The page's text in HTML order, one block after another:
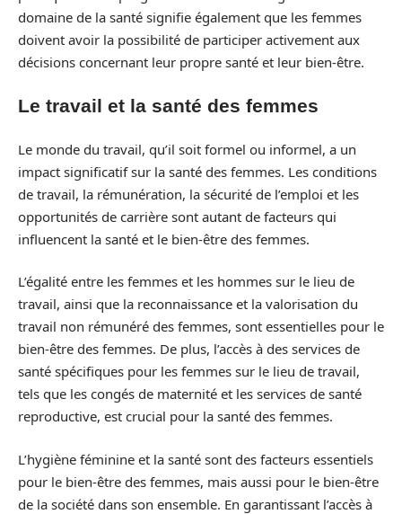
domaine de la santé signifie également que les femmes
doivent avoir la possibilité de participer activement aux
décisions concernant leur propre santé et leur bien-être.
Le travail et la santé des femmes
Le monde du travail, qu’il soit formel ou informel, a un
impact significatif sur la santé des femmes. Les conditions
de travail, la rémunération, la sécurité de l’emploi et les
opportunités de carrière sont autant de facteurs qui
influencent la santé et le bien-être des femmes.
L’égalité entre les femmes et les hommes sur le lieu de
travail, ainsi que la reconnaissance et la valorisation du
travail non rémunéré des femmes, sont essentielles pour le
bien-être des femmes. De plus, l’accès à des services de
santé spécifiques pour les femmes sur le lieu de travail,
tels que les congés de maternité et les services de santé
reproductive, est crucial pour la santé des femmes.
L’hygiène féminine et la santé sont des facteurs essentiels
pour le bien-être des femmes, mais aussi pour le bien-être
de la société dans son ensemble. En garantissant l’accès à